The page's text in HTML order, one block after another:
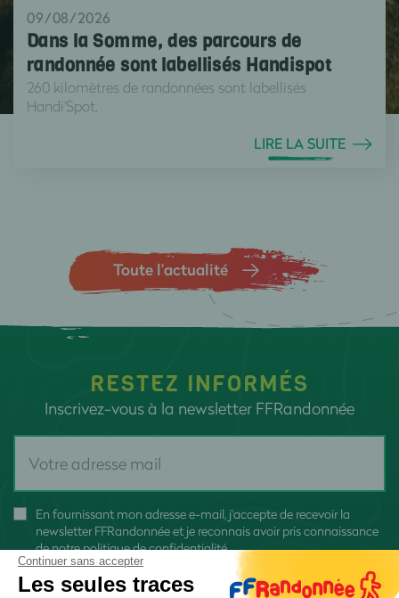
09/08/2026
Dans la Somme, des parcours de
randonnée sont labellisés Handispot
260 kilomètres de randonnées sont labellisés
Handi'Spot.
LIRE LA SUITE
Toute l’actualité
RESTEZ INFORMÉS
Inscrivez-vous à la newsletter FFRandonnée
En fournissant mon adresse e-mail, j'accepte de recevoir la
newsletter FFRandonnée et je reconnais avoir pris connaissance
denotre politique de confidentialité
Continuer sans accepter
Les seules traces